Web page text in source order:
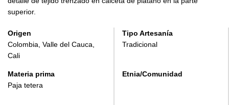
superior.
Origen
Colombia, Valle del Cauca,
Cali
Materia prima
Paja tetera
Tipo Artesanía
Tradicional
Etnia/Comunidad